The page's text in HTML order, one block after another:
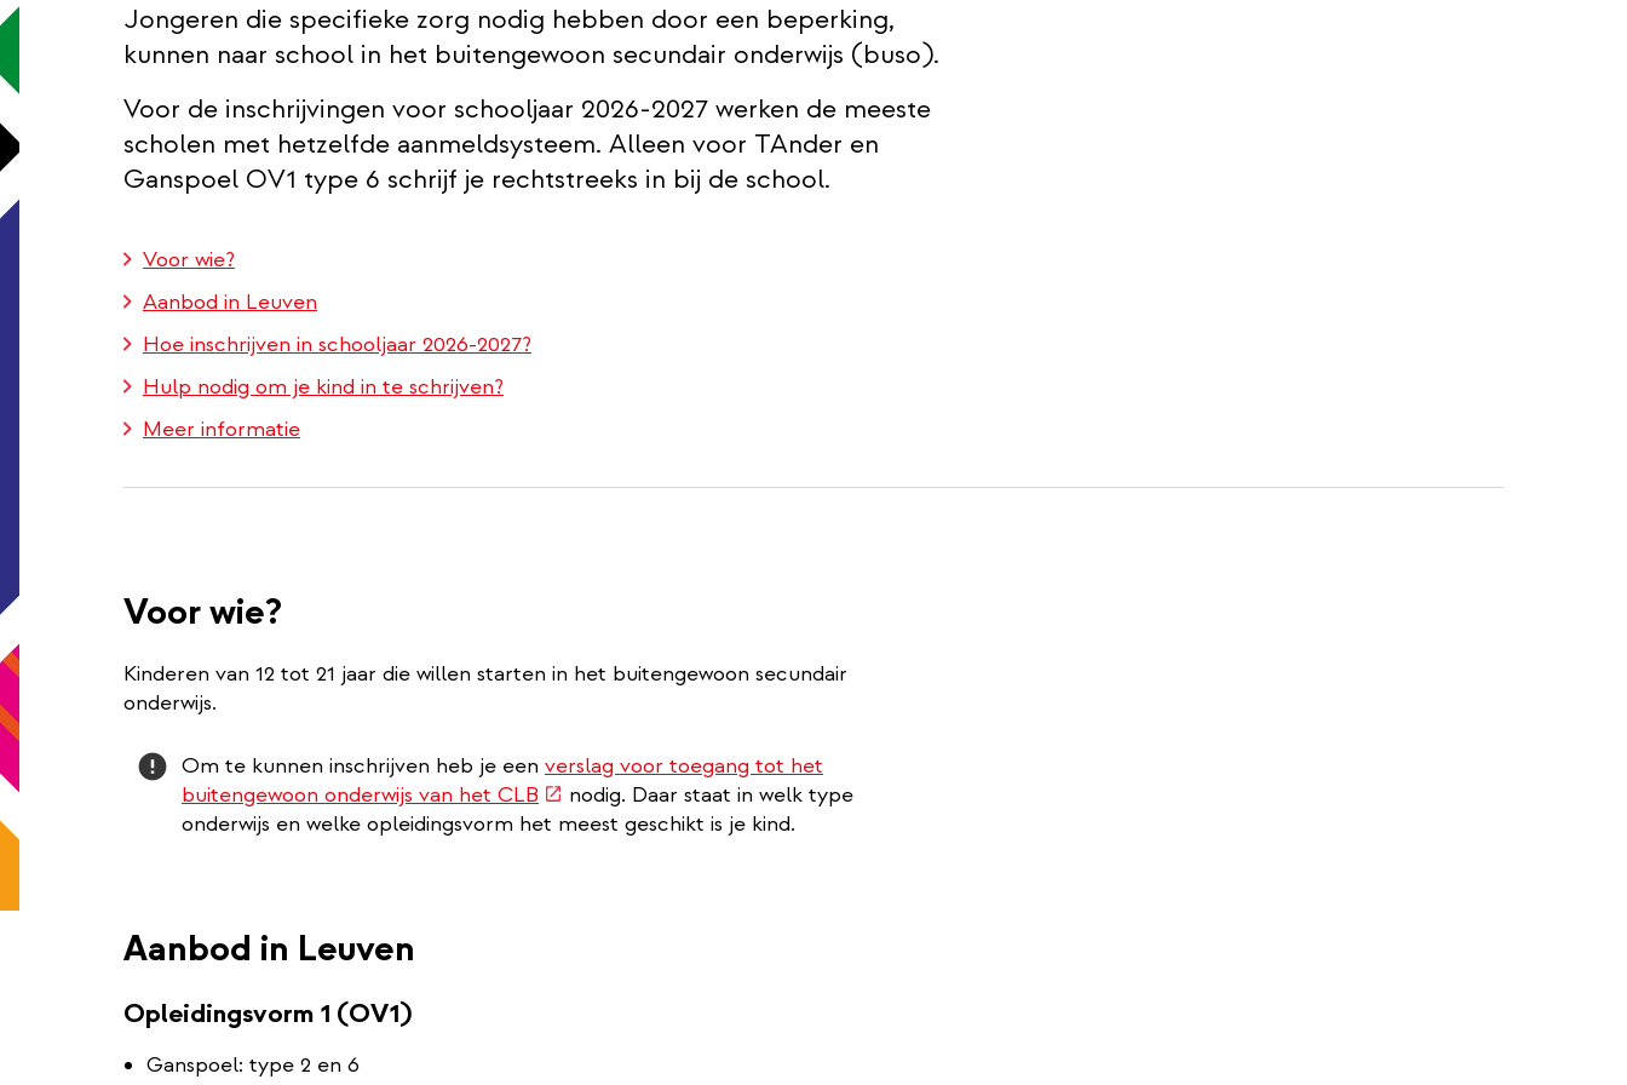
Jongeren die specifieke zorg nodig hebben door een beperking,
kunnen naar school in het buitengewoon secundair onderwijs (buso).
Voor de inschrijvingen voor schooljaar 2026-2027 werken de meeste
scholen met hetzelfde aanmeldsysteem. Alleen voor TAnder en
Ganspoel OV1 type 6 schrijf je rechtstreeks in bij de school.
Voor wie?
Aanbod in Leuven
Hoe inschrijven in schooljaar 2026-2027?
Hulp nodig om je kind in te schrijven?
Meer informatie
Voor wie?
Kinderen van 12 tot 21 jaar die willen starten in het buitengewoon secundair
onderwijs.
Attention
Om te kunnen inschrijven heb je een verslag voor toegang tot het
buitengewoon onderwijs van het CLB (externe
link)
nodig. Daar staat in welk type
onderwijs en welke opleidingsvorm het meest geschikt is je kind.
Aanbod in Leuven
Opleidingsvorm 1 (OV1)
Ganspoel: type 2 en 6